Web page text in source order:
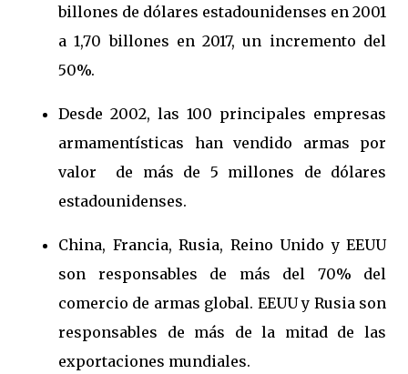
billones de dólares estadounidenses en 2001
a 1,70 billones en 2017, un incremento del
50%.
Desde 2002, las 100 principales empresas
armamentísticas han vendido armas por
valor de más de 5 millones de dólares
estadounidenses.
China, Francia, Rusia, Reino Unido y EEUU
son responsables de más del 70% del
comercio de armas global. EEUU y Rusia son
responsables de más de la mitad de las
exportaciones mundiales.